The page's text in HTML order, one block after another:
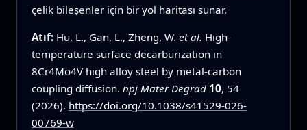
çelik bileşenler için bir yol haritası sunar.
Atıf: Hu, L., Gan, L., Zheng, W. et al. High-
temperature surface decarburization in
8Cr4Mo4V high alloy steel by metal-carbon
coupling diffusion. npj Mater Degrad 10, 54
(2026). https://doi.org/10.1038/s41529-026-
00769-w